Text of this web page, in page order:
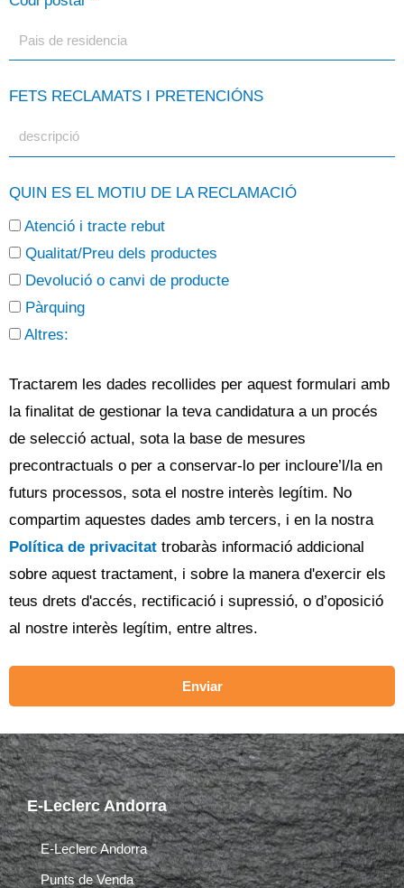
FETS RECLAMATS I PRETENCIÓNS
QUIN ES EL MOTIU DE LA RECLAMACIÓ
Atenció i tracte rebut
Qualitat/Preu dels productes
Devolució o canvi de producte
Pàrquing
Altres:
Tractarem les dades recollides per aquest formulari amb
la finalitat de gestionar la teva candidatura a un procés
de selecció actual, sota la base de mesures
precontractuals o per a conservar-lo per incloure’l/la en
futurs processos, sota el nostre interès legítim. No
compartim aquestes dades amb tercers, i en la nostra
Política de privacitat trobaràs informació addicional
sobre aquest tractament, i sobre la manera d'exercir els
teus drets d'accés, rectificació i supressió, o d’oposició
al nostre interès legítim, entre altres.
Enviar
E-Leclerc Andorra
E-Leclerc Andorra
Punts de Venda